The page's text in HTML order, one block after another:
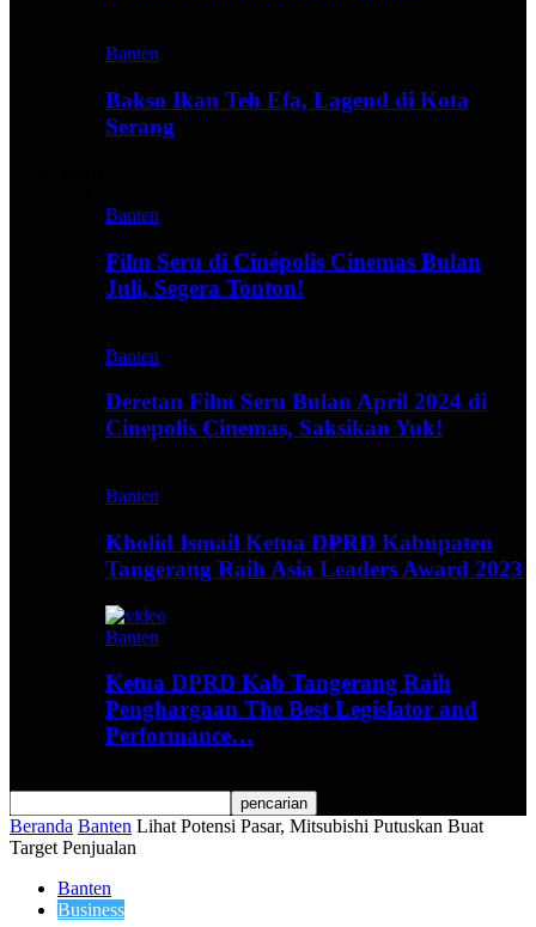
Banten
Bakso Ikan Teh Efa, Lagend di Kota
Serang
Banten
Film Seru di Cinépolis Cinemas Bulan
Juli, Segera Tonton!
Banten
Deretan Film Seru Bulan April 2024 di
Cinepolis Cinemas, Saksikan Yuk!
Banten
Kholid Ismail Ketua DPRD Kabupaten
Tangerang Raih Asia Leaders Award 2023
Banten
Ketua DPRD Kab Tangerang Raih
Penghargaan The Best Legislator and
Performance…
Beranda Banten Lihat Potensi Pasar, Mitsubishi Putuskan Buat
Target Penjualan
Banten
Business